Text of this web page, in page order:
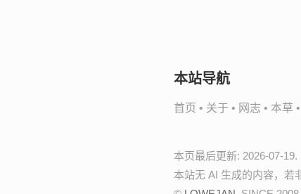
本站导航
首页 • 关于 • 网志 • 本草 •
本页最后更新: 2026-07-19.
本站无 AI 生成的内容，若